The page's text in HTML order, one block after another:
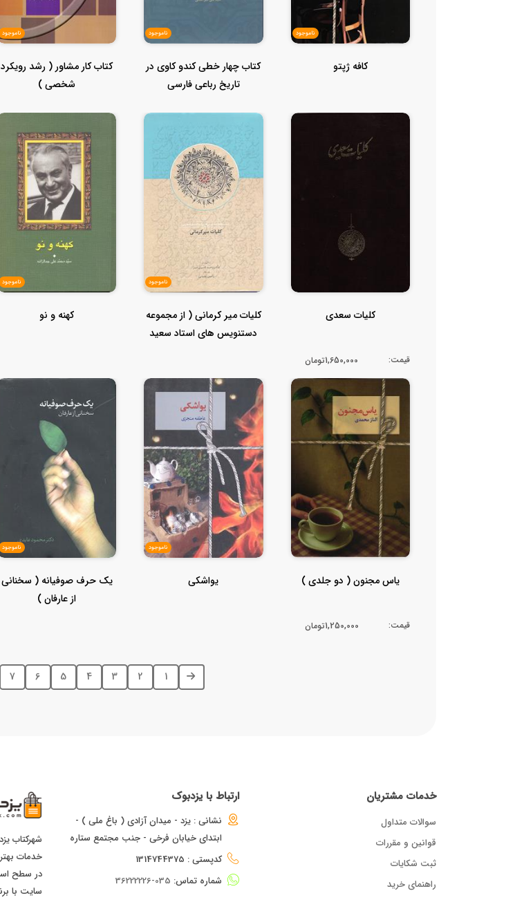
ناموجود
کافه ژپتو
ناموجود
کتاب چهار خطی کندو کاوی در
تاریخ رباعی فارسی
ناموجود
کتاب کار مشاور ( رشد رویکرد
شخصی )
کلیات سعدی
قیمت: 1,650,000تومان
ناموجود
کلیات میر کرمانی ( از مجموعه
دستنویس های استاد سعید
ناموجود
کهنه و نو
یاس مجنون ( دو جلدی )
قیمت: 1,250,000تومان
ناموجود
یواشکی
ناموجود
یک حرف صوفیانه ( سخنانی
از عارفان )
1
2
3
4
5
6
7
خدمات مشتریان
سوالات متداول
قوانین و مقررات
ثبت شکایات
راهنمای خرید
ارتباط با یزدبوک
نشانی : یزد - میدان آزادی ( باغ ملی ) -
ابتدای خیابان فرخی - جنب مجتمع ستاره
کدپستی : 1314744375
شماره تماس: 035-36222226